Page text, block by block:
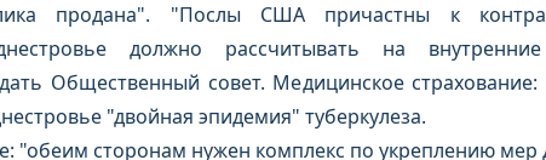
продана". "Послы США причастны к
должно рассчитывать на
Общественный совет. Медицинское
"двойная эпидемия" туберкулеза.
"обеим сторонам нужен комплекс по укреплению мер